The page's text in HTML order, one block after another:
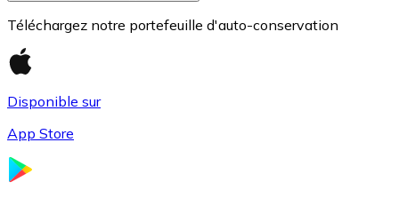
Téléchargez notre portefeuille d'auto-conservation
Disponible sur
App Store